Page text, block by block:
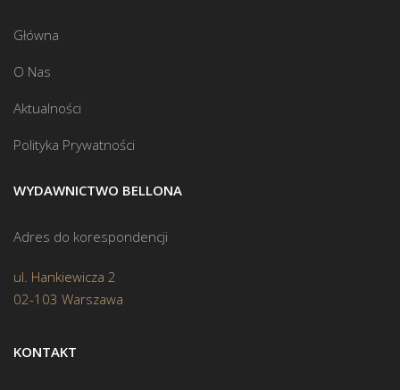
Główna
O Nas
Aktualności
Polityka Prywatności
WYDAWNICTWO BELLONA
Adres do korespondencji
ul. Hankiewicza 2
02-103 Warszawa
KONTAKT